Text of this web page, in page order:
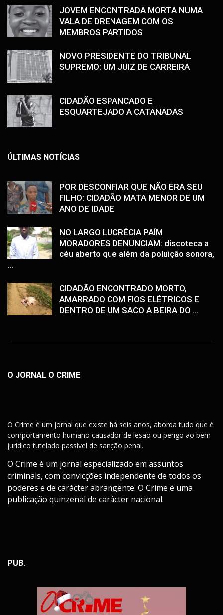
JOVEM ENCONTRADA MORTA NUMA
VALA DE DRENAGEM COM OS
MEMBROS PARTIDOS
NOVO PRESIDENTE DO TRIBUNAL
SUPREMO: UM JUIZ DE CARREIRA
CIDADÃO ESPANCADO E
ESQUARTEJADO A CATANADAS
ÚLTIMAS NOTÍCIAS
POR DESCONFIAR QUE NÃO ERA SEU
FILHO: CIDADÃO MATA MENOR DE UM
ANO DE IDADE
NO LARGO LUCRÉCIA PAÍM
MORADORES DENUNCIAM: discoteca a
céu aberto que além da poluição sonora,
...
CIDADÃO ENCONTRADO MORTO,
AMARRADO COM FIOS ELÉTRICOS E
DENTRO DE UM SACO A BEIRA DO ...
O JORNAL O CRIME
O Crime é um jornal que existe há seis anos, aborda tudo que é
comportamento humano causador de lesão ou perigo ao bem
jurídico tutelado passível de sanção penal.
O Crime é um jornal especializado em assuntos
criminais, com convicções independente de todos os
poderes e de carácter abrangente. O Crime é uma
publicação quinzenal de carácter nacional.
PUB.